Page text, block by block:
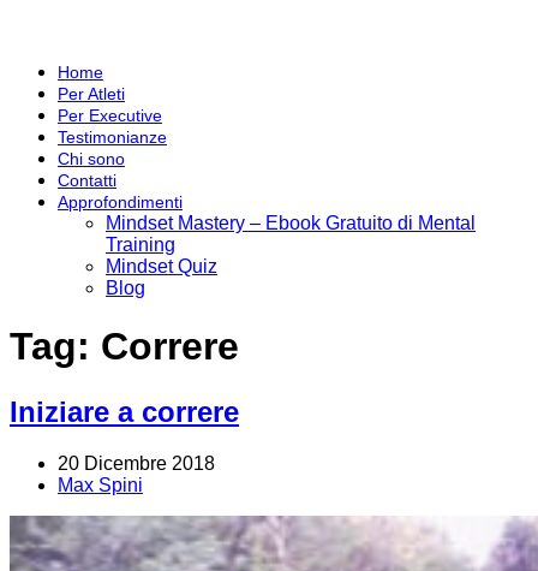
Home
Per Atleti
Per Executive
Testimonianze
Chi sono
Contatti
Approfondimenti
Mindset Mastery – Ebook Gratuito di Mental
Training
Mindset Quiz
Blog
Tag: Correre
Iniziare a correre
20 Dicembre 2018
Max Spini